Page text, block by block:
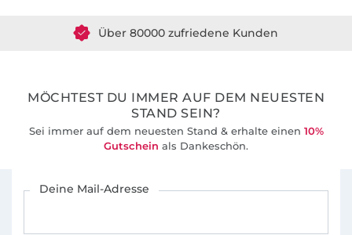
Windschnittich steht für Schnitte ohne
alltagstauglich und für viele Gelegenheiten
Das alles steckt auch im Namen.Wind-
MÖCHTEST DU IMMER AUF DEM NEUESTEN
STAND SEIN?
Sei immer auf dem neuesten Stand & erhalte einen 10%
Gutschein als Dankeschön.
Deine Mail-Adresse